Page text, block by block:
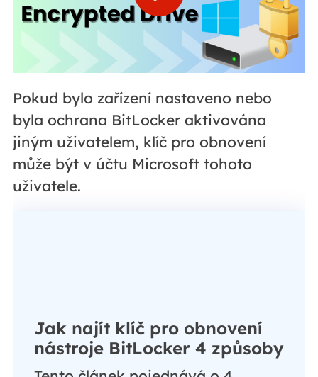
Pokud bylo zařízení nastaveno nebo
byla ochrana BitLocker aktivována
jiným uživatelem, klíč pro obnovení
může být v účtu Microsoft tohoto
uživatele.
Jak najít klíč pro obnovení
nástroje BitLocker 4 způsoby